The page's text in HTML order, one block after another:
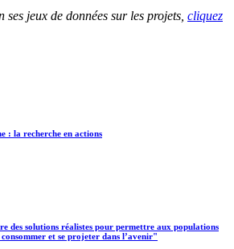
ses jeux de données sur les projets, cliquez
: la recherche en actions
des solutions réalistes pour permettre aux populations
et se projeter dans l’avenir"